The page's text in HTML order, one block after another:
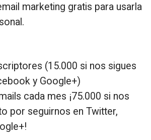
marketing gratis para usarla
(15.000 si nos sigues
y Google+)
cada mes ¡75.000 si nos
por seguirnos en Twitter,